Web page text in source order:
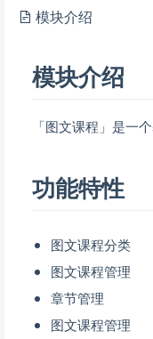
模块介绍
模块介绍
「图文课程」是一
功能特性
图文课程分类
图文课程管理
章节管理
图文课程管理